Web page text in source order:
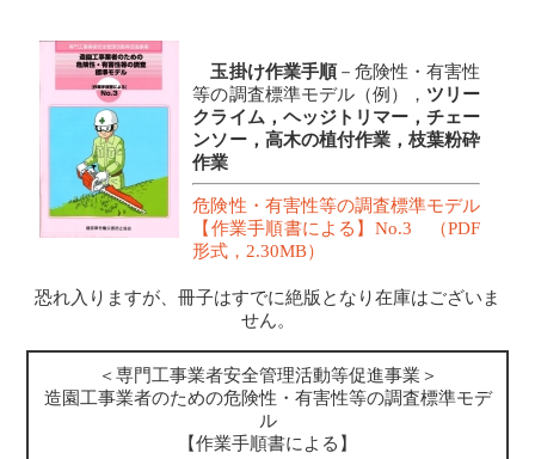
玉掛け作業手順－危険性・有害性
等の調査標準モデル（例）， ツリー
クライム，ヘッジトリマー，チェー
ンソー，高木の植付作業，枝葉粉砕
作業
危険性・有害性等の調査標準モデル
【作業手順書による】No.3 （PDF
形式，2.30MB）
恐れ入りますが、冊子はすでに絶版となり在庫はございま
せん。
＜専門工事業者安全管理活動等促進事業＞
造園工事業者のための危険性・有害性等の調査標準モデ
ル
【作業手順書による】